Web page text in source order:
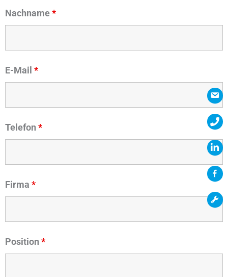
Nachname*
E-Mail *
Telefon *
Firma *
Position *